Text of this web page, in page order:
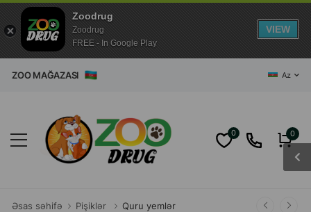
Az
0 0
Əsas səhifə Pişiklər Quru yemlər
Zoodrug
Zoodrug
FREE - In Google Play
VIEW